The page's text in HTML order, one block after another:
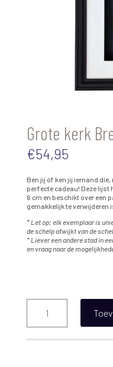
Grote kerk
€54,95
Ben jij óf ken jij iemand
perfecte cadeau! Deze lijst
6 cm en beschikt over een
gemakkelijk te verwijderen
* Let op; elk exemplaar is
de schelp afwijkt van de
* Liever een andere stad in
en vraag naar de
Grote
aantal